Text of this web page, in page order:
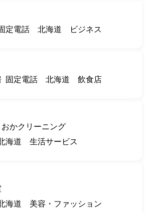
定電話 北海道 ビジネス
固定電話 北海道 飲食店
かクリーニング
海道 生活サービス
海道 美容・ファッション